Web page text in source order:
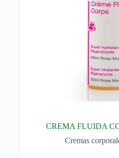
CREMA FLUIDA
Cremas